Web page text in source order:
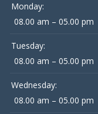
Monday:
08.00 am – 05.00 pm
Tuesday:
08.00 am – 05.00 pm
Wednesday:
08.00 am – 05.00 pm